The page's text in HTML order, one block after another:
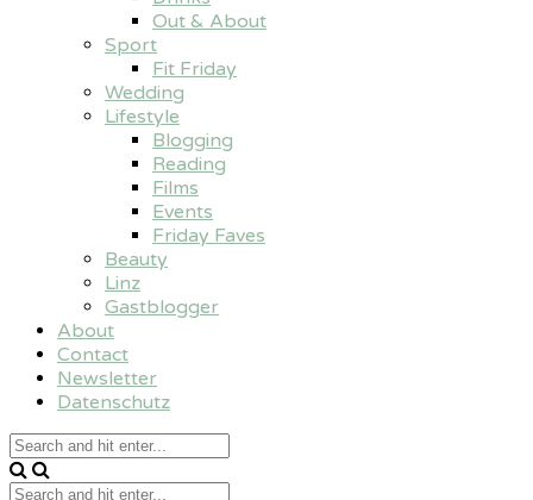
Out & About
Sport
Fit Friday
Wedding
Lifestyle
Blogging
Reading
Films
Events
Friday Faves
Beauty
Linz
Gastblogger
About
Contact
Newsletter
Datenschutz